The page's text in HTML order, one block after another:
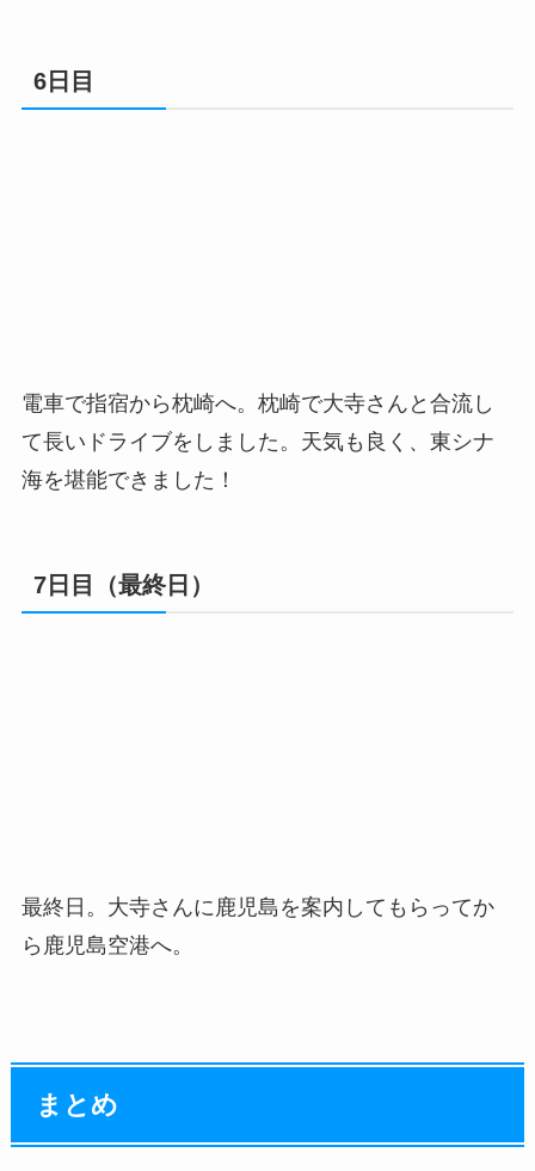
6日目
電車で指宿から枕崎へ。枕崎で大寺さんと合流し
て長いドライブをしました。天気も良く、東シナ
海を堪能できました！
7日目（最終日）
最終日。大寺さんに鹿児島を案内してもらってか
ら鹿児島空港へ。
まとめ